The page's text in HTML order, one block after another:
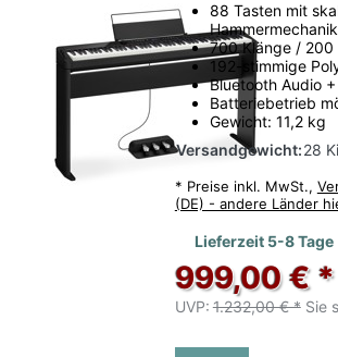
88 Tasten mit
700 Klänge / 200
192-stimmige
Bluetooth Audio
Batteriebetrieb
Gewicht: 11,2 kg
Versandgewicht:28
* Preise inkl. MwSt.,
(DE) - andere Länder
Lieferzeit 5-8 Tage
999,00 € *
UVP: 1.232,00 € * Sie